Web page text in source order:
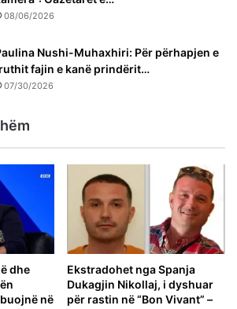
08/06/2026
Nushi-Muhaxhiri: Për përhapjen e
fajin e kanë prindërit…
07/30/2026
dhe
në
Ekstradohet nga Spanja
Dukagjin Nikollaj, i dyshuar
për rastin në “Bon Vivant” –